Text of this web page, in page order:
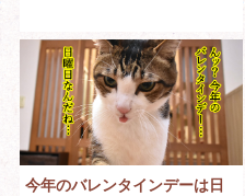
今年のバレンタインデーは日